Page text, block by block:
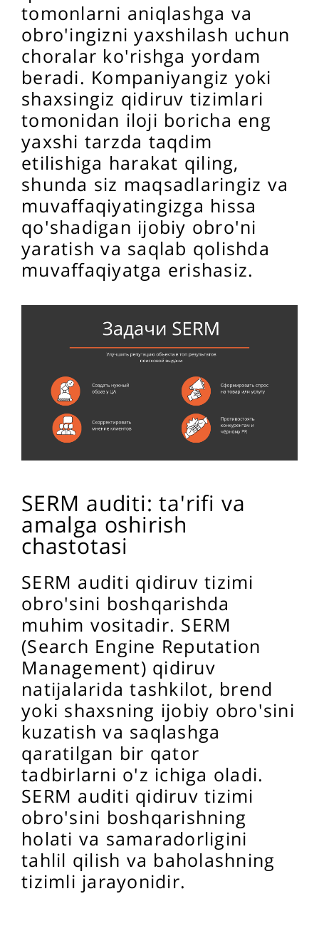
tomonlarni aniqlashga va
obro'ingizni yaxshilash uchun
choralar ko'rishga yordam
beradi. Kompaniyangiz yoki
shaxsingiz qidiruv tizimlari
tomonidan iloji boricha eng
yaxshi tarzda taqdim
etilishiga harakat qiling,
shunda siz maqsadlaringiz va
muvaffaqiyatingizga hissa
qo'shadigan ijobiy obro'ni
yaratish va saqlab qolishda
muvaffaqiyatga erishasiz.
SERM auditi: ta'rifi va
amalga oshirish
chastotasi
SERM auditi qidiruv tizimi
obro'sini boshqarishda
muhim vositadir. SERM
(Search Engine Reputation
Management) qidiruv
natijalarida tashkilot, brend
yoki shaxsning ijobiy obro'sini
kuzatish va saqlashga
qaratilgan bir qator
tadbirlarni o'z ichiga oladi.
SERM auditi qidiruv tizimi
obro'sini boshqarishning
holati va samaradorligini
tahlil qilish va baholashning
tizimli jarayonidir.